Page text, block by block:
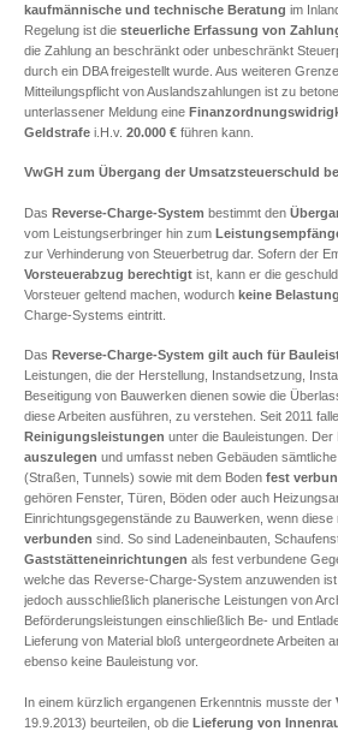
kaufmännische und technische Beratung im
Regelung ist die steuerliche Erfassung von
die Zahlung an beschränkt oder unbeschränkt
durch ein DBA freigestellt wurde. Aus weiteren
Mitteilungspflicht von Auslandszahlungen ist zu
unterlassener Meldung eine
Geldstrafe i.H.v. 20.000 € führen kann.
VwGH zum Übergang der Umsatzsteuerschuld
Das Reverse-Charge-System bestimmt den
vom Leistungserbringer hin zum
zur Verhinderung von Steuerbetrug dar. Sofern der
Vorsteuerabzug berechtigt ist, kann er die
Vorsteuer geltend machen, wodurch keine Belastung
Charge-Systems eintritt.
Das Reverse-Charge-System gilt auch für
Leistungen, die der Herstellung, Instandsetzung,
Beseitigung von Bauwerken dienen sowie die
diese Arbeiten ausführen, zu verstehen. Seit 2011
Reinigungsleistungen unter die Bauleistungen. Der
auszulegen und umfasst neben Gebäuden
(Straßen, Tunnels) sowie mit dem Boden fest
gehören Fenster, Türen, Böden oder auch
Einrichtungsgegenstände zu Bauwerken, wenn diese
verbunden sind. So sind Ladeneinbauten,
Gaststätteneinrichtungen als fest verbundene
welche das Reverse-Charge-System anzuwenden ist.
jedoch ausschließlich planerische Leistungen von
Beförderungsleistungen einschließlich Be- und
Lieferung von Material bloß untergeordnete Arbeiten
ebenso keine Bauleistung vor.
In einem kürzlich ergangenen Erkenntnis musste der
19.9.2013) beurteilen, ob die Lieferung von